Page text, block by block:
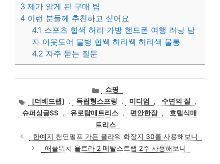
3 제가 알게 된 구매 팁
4 이런 분들께 추천하고 싶어요
4.1 스포츠 힙색 허리 가방 핸드폰 여행 러닝 남
자 아웃도어 물병 힙쌕 허리쌕 허리색 물통
4.2 자주 묻는 질문
카
테
고
리
쇼핑
태
그
[더베드랩] , 독립형스프링 , 미디엄 , 수면의 질
,
슈퍼싱글SS , 유로탑매트리스 , 편안한잠 ,
호텔식매
트리스
한예지 천연펄프 가든 플라워 화장지 30롤 사용해보니
애플워치 울트라 2 메탈스트랩 2주 사용해보니